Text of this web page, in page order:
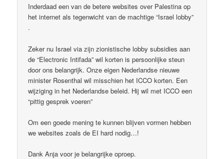
Inderdaad een van de betere websites over Palestina op
het internet als tegenwicht van de machtige “Israel lobby”
.
Zeker nu Israel via zijn zionistische lobby subsidies aan
de “Electronic Intifada” wil korten is persoonlijke steun
door ons belangrijk. Onze eigen Nederlandse nieuwe
minister Rosenthal wil misschien het ICCO korten. Een
wijziging in het Nederlandse beleid. Hij wil met ICCO een
“pittig gesprek voeren”
Om een goede mening te kunnen blijven vormen hebben
we websites zoals de EI hard nodig…!
Dank Anja voor je belangrijke oproep.